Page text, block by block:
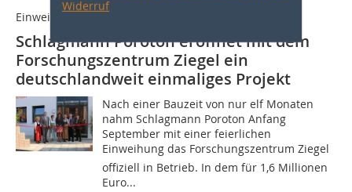
Widerruf
Einweihung Forschungszentrum Ziegel
Schlagmann Poroton eröffnet mit dem
Forschungszentrum Ziegel ein
deutschlandweit einmaliges Projekt
Nach einer Bauzeit von nur elf Monaten
nahm Schlagmann Poroton Anfang
September mit einer feierlichen
Einweihung das Forschungszentrum Ziegel
offiziell in Betrieb. In dem für 1,6 Millionen
Euro...